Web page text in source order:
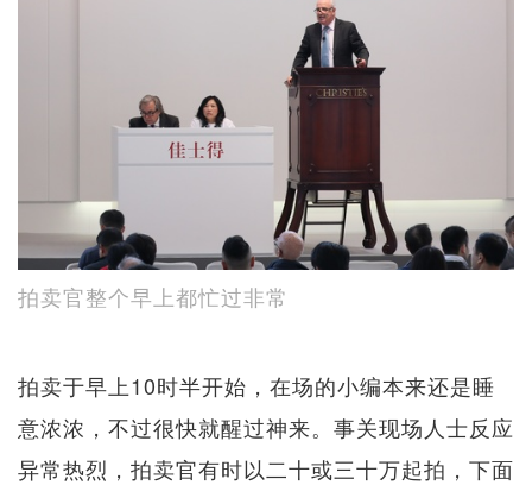
拍卖官整个早上都忙过非常
拍卖于早上10时半开始，在场的小编本来还是睡
意浓浓，不过很快就醒过神来。事关现场人士反应
异常热烈，拍卖官有时以二十或三十万起拍，下面